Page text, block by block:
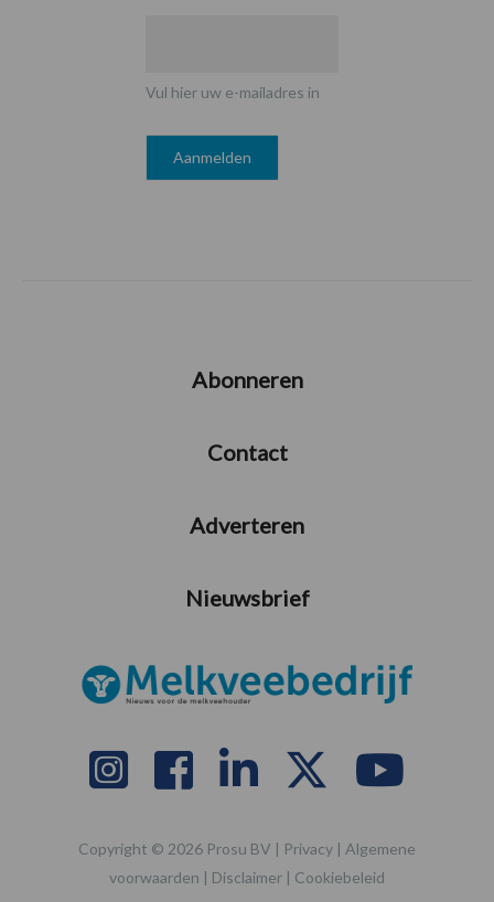
Vul hier uw e-mailadres in
Abonneren
Contact
Adverteren
Nieuwsbrief
Copyright © 2026 Prosu BV | Privacy | Algemene
voorwaarden | Disclaimer | Cookiebeleid